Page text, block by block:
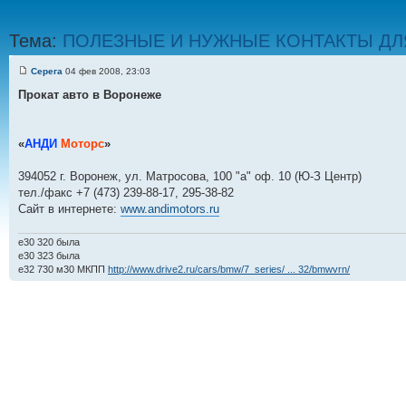
Тема: ПОЛЕЗНЫЕ И НУЖНЫЕ КОНТАКТЫ
Серега 04 фев 2008, 23:03
Прокат авто в Воронеже
«АНДИ Моторс»
394052 г. Воронеж, ул. Матросова, 100 "а" оф. 10 (Ю-З Центр)
тел./факс +7 (473) 239-88-17, 295-38-82
Cайт в интернете: www.andimotors.ru
e30 320 была
е30 323 была
е32 730 м30 МКПП http://www.drive2.ru/cars/bmw/7_series/ ... 32/bmwvrn/